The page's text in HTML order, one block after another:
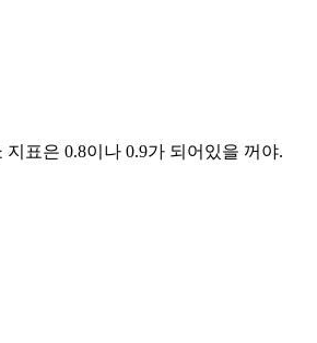
표은 0.8이나 0.9가 되어있을 꺼야.